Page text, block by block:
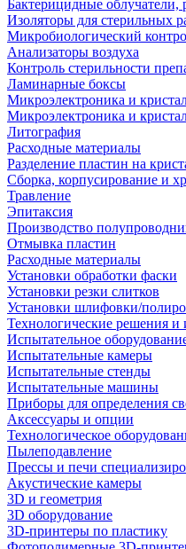
Бактерицидные облучатели,
Изоляторы для стерильных
Микробиологический
Анализаторы воздуха
Контроль стерильности
Ламинарные боксы
Микроэлектроника и
Микроэлектроника и
Литография
Расходные материалы
Разделение пластин на
Сборка, корпусирование и
Травление
Эпитаксия
Производство
Отмывка пластин
Расходные материалы
Установки обработки фаски
Установки резки слитков
Установки шлифовки/
Технологические решения и
Испытательное
Испытательные камеры
Испытательные стенды
Испытательные машины
Приборы для определения
Аксессуары и опции
Технологическое
Пылеподавление
Прессы и печи
Акустические камеры
3D и геометрия
3D оборудование
3D-принтеры по пластику